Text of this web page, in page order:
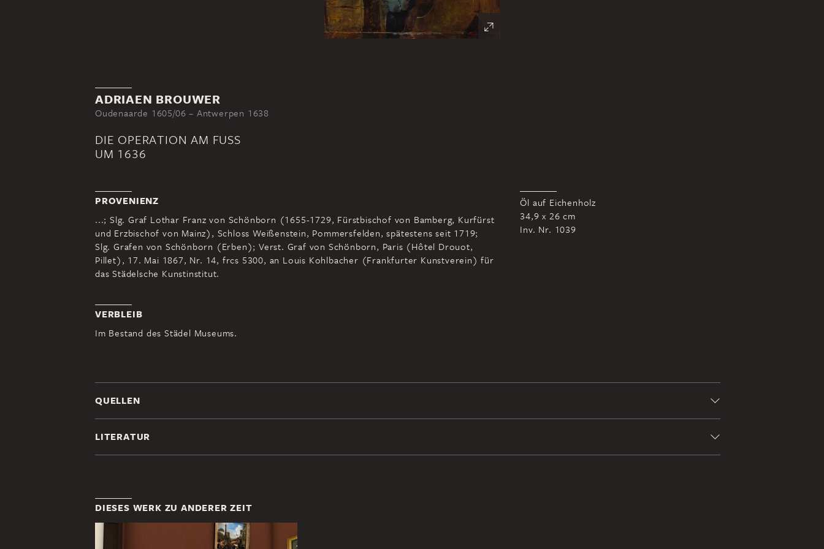
ADRIAEN BROUWER
Oudenaarde 1605/06 – Antwerpen 1638
DIE OPERATION AM FUSS
UM 1636
PROVENIENZ
...; Slg. Graf Lothar Franz von Schönborn (1655-1729, Fürstbischof von Bamberg, Kurfürst
und Erzbischof von Mainz), Schloss Weißenstein, Pommersfelden, spätestens seit 1719;
Slg. Grafen von Schönborn (Erben); Verst. Graf von Schönborn, Paris (Hôtel Drouot,
Pillet), 17. Mai 1867, Nr. 14, frcs 5300, an Louis Kohlbacher (Frankfurter Kunstverein) für
das Städelsche Kunstinstitut.
Öl auf Eichenholz
34,9 x 26 cm
Inv. Nr. 1039
VERBLEIB
Im Bestand des Städel Museums.
QUELLEN
LITERATUR
DIESES WERK ZU ANDERER ZEIT